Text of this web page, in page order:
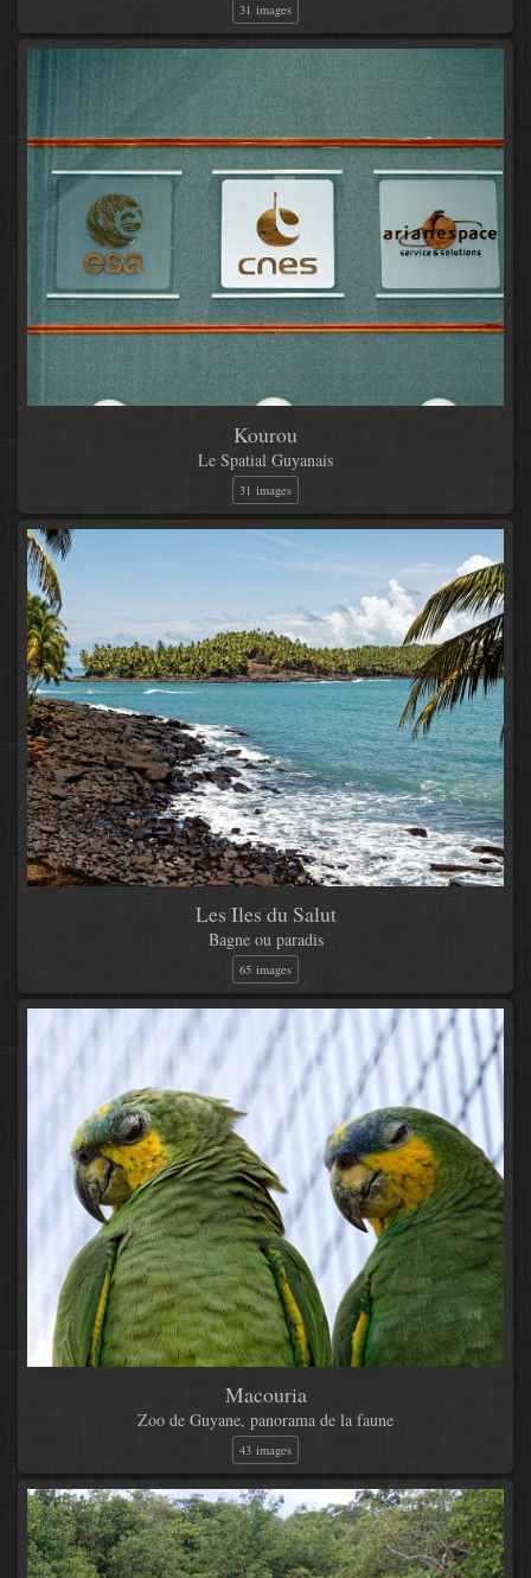
31 images
Kourou
Le Spatial Guyanais
31 images
Les Iles du Salut
Bagne ou paradis
65 images
Macouria
Zoo de Guyane, panorama de la faune
43 images